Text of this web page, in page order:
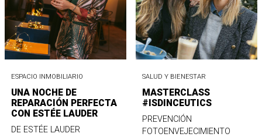
ESPACIO INMOBILIARIO
UNA NOCHE DE
REPARACIÓN PERFECTA
CON ESTÉE LAUDER
DE ESTÉE LAUDER
SALUD Y BIENESTAR
MASTERCLASS
#ISDINCEUTICS
PREVENCIÓN
FOTOENVEJECIMIENTO